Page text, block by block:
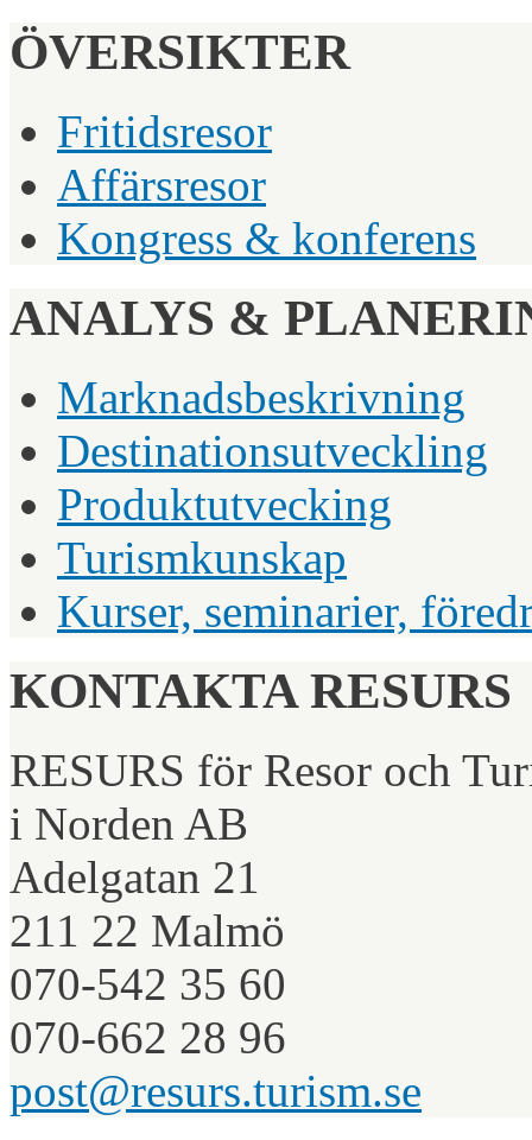
ÖVERSIKTER
Fritidsresor
Affärsresor
Kongress & konferens
ANALYS &
Marknadsbeskrivning
Destinationsutveckling
Produktutvecking
Turismkunskap
Kurser, seminarier,
KONTAKTA RESURS
RESURS för Resor och
i Norden AB
Adelgatan 21
211 22 Malmö
070-542 35 60
070-662 28 96
post@resurs.turism.se